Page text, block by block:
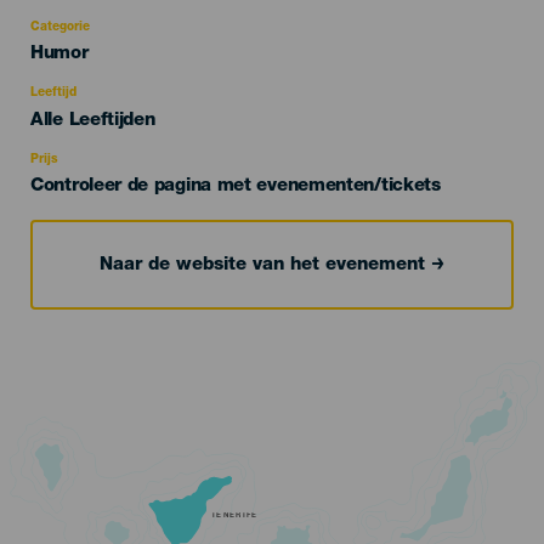
Categorie
Categoría
evento
Humor
Leeftijd
Edad
Alle Leeftijden
Prijs
Controleer de pagina met evenementen/tickets
Naar de website van het evenement
TENERIFE